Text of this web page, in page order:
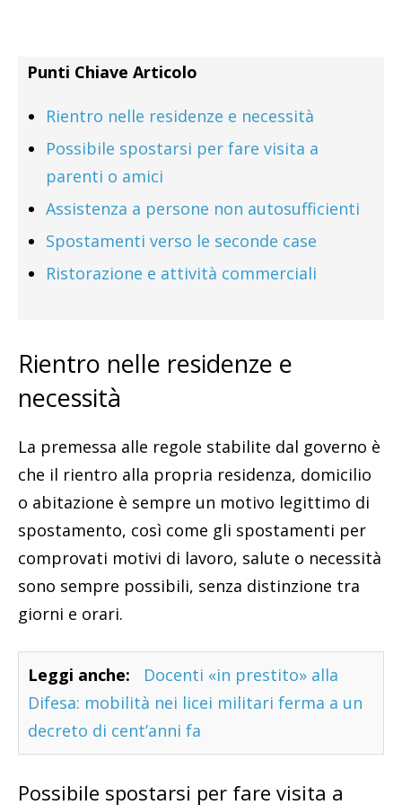
Punti Chiave Articolo
Rientro nelle residenze e necessità
Possibile spostarsi per fare visita a
parenti o amici
Assistenza a persone non autosufficienti
Spostamenti verso le seconde case
Ristorazione e attività commerciali
Rientro nelle residenze e
necessità
La premessa alle regole stabilite dal governo è
che il rientro alla propria residenza, domicilio
o abitazione è sempre un motivo legittimo di
spostamento, così come gli spostamenti per
comprovati motivi di lavoro, salute o necessità
sono sempre possibili, senza distinzione tra
giorni e orari.
Leggi anche:
Docenti «in prestito» alla
Difesa: mobilità nei licei militari ferma a un
decreto di cent’anni fa
Possibile spostarsi per fare visita a